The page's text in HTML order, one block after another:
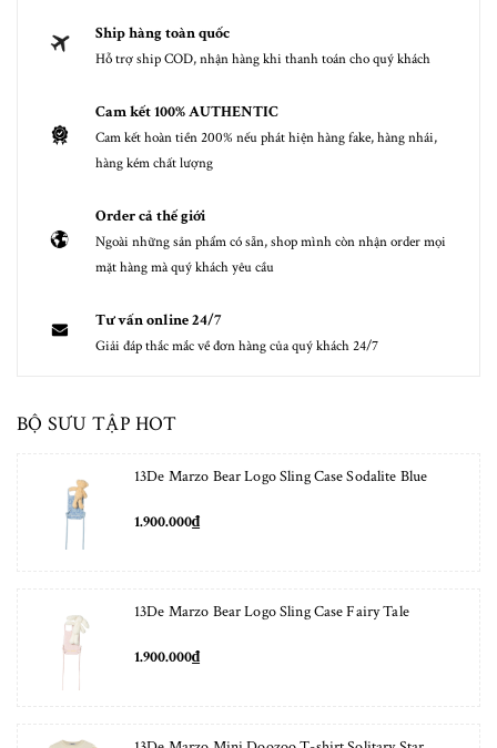
Ship hàng toàn quốc
Hỗ trợ ship COD, nhận hàng khi thanh toán cho quý khách
Cam kết 100% AUTHENTIC
Cam kết hoàn tiền 200% nếu phát hiện hàng fake, hàng nhái,
hàng kém chất lượng
Order cả thế giới
Ngoài những sản phẩm có sẵn, shop mình còn nhận order mọi
mặt hàng mà quý khách yêu cầu
Tư vấn online 24/7
Giải đáp thắc mắc về đơn hàng của quý khách 24/7
BỘ SƯU TẬP HOT
13De Marzo Bear Logo Sling Case Sodalite Blue
1.900.000₫
13De Marzo Bear Logo Sling Case Fairy Tale
1.900.000₫